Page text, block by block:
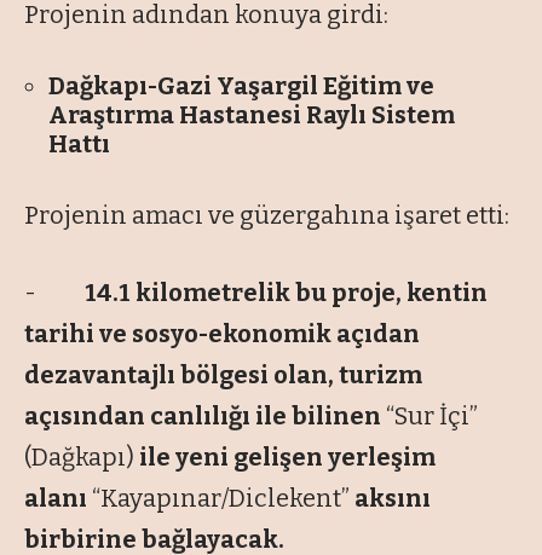
Projenin adından konuya girdi:
Dağkapı-Gazi Yaşargil Eğitim ve
Araştırma Hastanesi Raylı Sistem
Hattı
Projenin amacı ve güzergahına işaret etti:
- 14.1 kilometrelik bu proje, kentin
tarihi ve sosyo-ekonomik açıdan
dezavantajlı bölgesi olan, turizm
açısından canlılığı ile bilinen “Sur İçi”
(Dağkapı) ile yeni gelişen yerleşim
alanı “Kayapınar/Diclekent” aksını
birbirine bağlayacak.